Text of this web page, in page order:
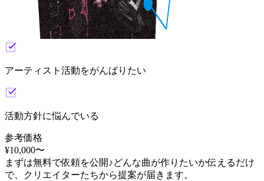
アーティスト活動をがんばりたい
活動方針に悩んでいる
参考価格
¥10,000〜
まずは無料で依頼を公開♪どんな曲が作りたいか伝えるだけ
で、クリエイターたちから提案が届きます。